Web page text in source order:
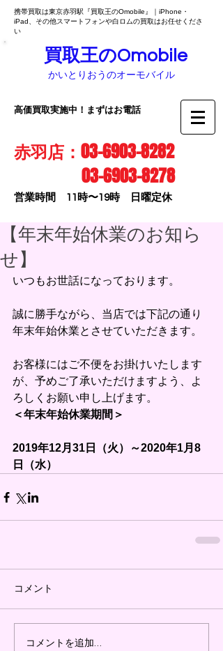
携帯買取は東京赤羽駅『買取王のOmobile』｜iPhone・
iPad、その他スマートフォンや白ロムの買取はお任せくださ
い
買取王のOmobile
かいとりおうのオーモバイル
高価買取実施中！まずはお電話
赤羽店：03-6903-8282
03-6903-8278
営業時間 11時〜19時 日曜定休
【年末年始休業のお知ら
せ】
いつもお世話になっております。
誠に勝手ながら、当店では下記の通り
年末年始休業とさせていただきます。
お客様にはご不便をお掛けいたします
が、予めご了承いただけますよう、よ
ろしくお願い申し上げます。
＜年末年始休業期間＞
2019年12月31日（火）～2020年1月8
日（水）
コメント
コメントを追加…